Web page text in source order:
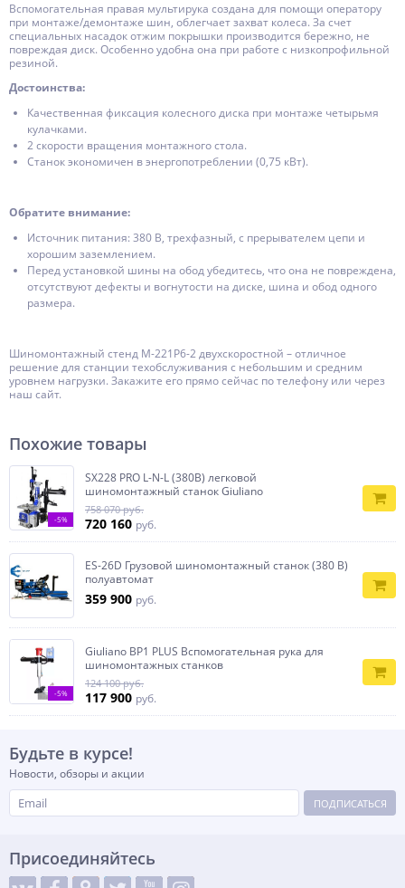
Вспомогательная правая мультирука создана для помощи оператору
при монтаже/демонтаже шин, облегчает захват колеса. За счет
специальных насадок отжим покрышки производится бережно, не
повреждая диск. Особенно удобна она при работе с низкопрофильной
резиной.
Достоинства:
Качественная фиксация колесного диска при монтаже четырьмя
кулачками.
2 скорости вращения монтажного стола.
Станок экономичен в энергопотреблении (0,75 кВт).
Обратите внимание:
Источник питания: 380 В, трехфазный, с прерывателем цепи и
хорошим заземлением.
Перед установкой шины на обод убедитесь, что она не повреждена,
отсутствуют дефекты и вогнутости на диске, шина и обод одного
размера.
Шиномонтажный стенд М-221Р6-2 двухскоростной – отличное
решение для станции техобслуживания с небольшим и средним
уровнем нагрузки. Закажите его прямо сейчас по телефону или через
наш сайт.
Похожие товары
-5%
SX228 PRO L-N-L (380В) легковой
шиномонтажный станок Giuliano
758 070 руб.
720 160 руб.
ES-26D Грузовой шиномонтажный станок (380 В)
полуавтомат
359 900 руб.
-5%
Giuliano BP1 PLUS Вспомогательная рука для
шиномонтажных станков
124 100 руб.
117 900 руб.
Будьте в курсе!
Новости, обзоры и акции
ПОДПИСАТЬСЯ
Присоединяйтесь